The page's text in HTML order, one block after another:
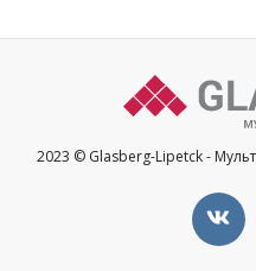
2023 © Glasberg-Lipetck -